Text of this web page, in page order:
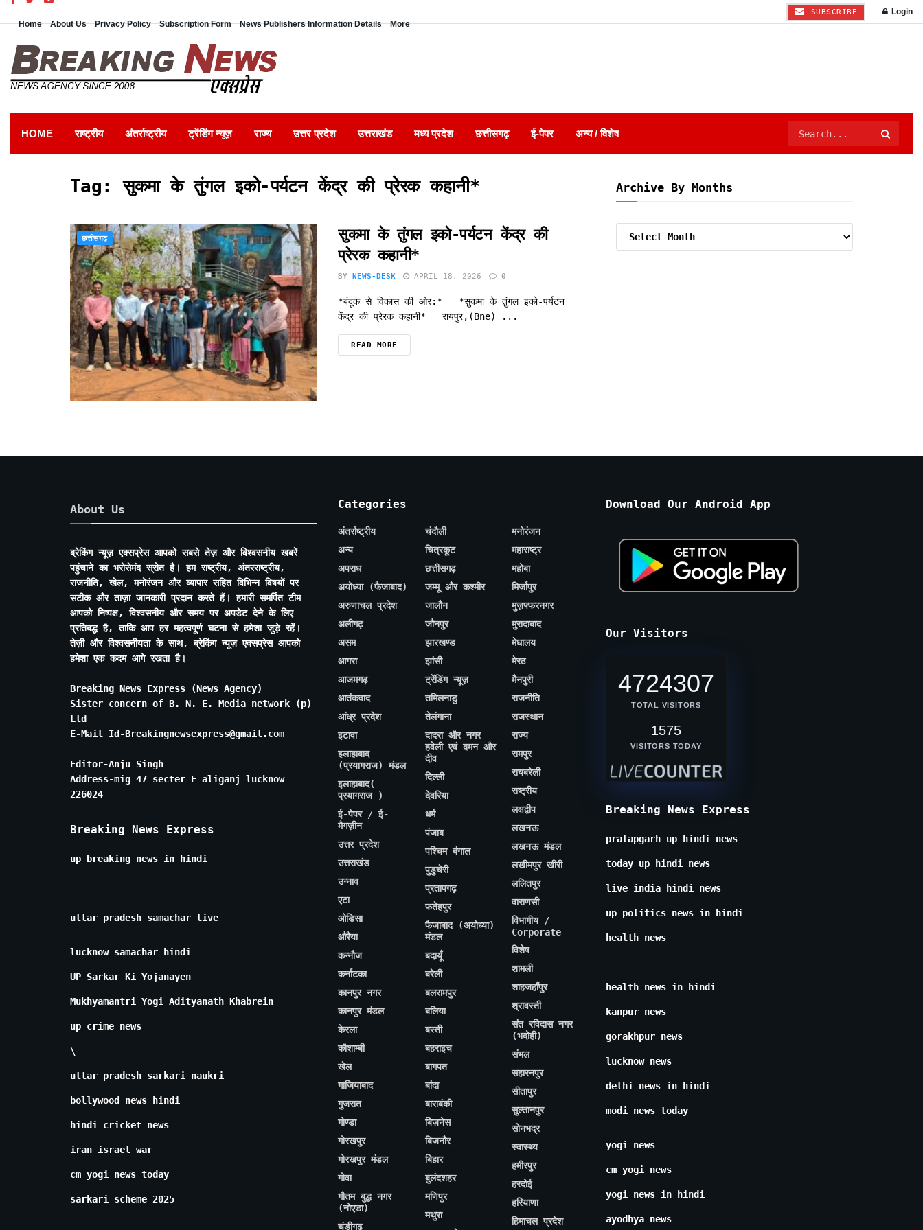
Home About Us Privacy Policy Subscription Form News Publishers Information Details More
SUBSCRIBE Login
HOME राष्ट्रीय अंतर्राष्ट्रीय ट्रेंडिंग न्यूज़ राज्य उत्तर प्रदेश उत्तराखंड मध्य प्रदेश छत्तीसगढ़ ई-पेपर अन्य / विशेष
Tag:सुकमा के तुंगल इको-पर्यटन केंद्र की प्रेरक कहानी*
छत्तीसगढ़
सुकमा के तुंगल इको-पर्यटन केंद्र की
प्रेरक कहानी*
BY NEWS-DESK APRIL 18, 2026 0
*बंदूक से विकास की ओर:* *सुकमा के तुंगल इको-पर्यटन
केंद्र की प्रेरक कहानी* रायपुर,(Bne) ...
READ MORE
Archive By Months
About Us
ब्रेकिंग न्यूज़ एक्सप्रेस आपको सबसे तेज़ और विश्वसनीय खबरें
पहुंचाने का भरोसेमंद स्रोत है। हम राष्ट्रीय, अंतरराष्ट्रीय,
राजनीति, खेल, मनोरंजन और व्यापार सहित विभिन्न विषयों पर
सटीक और ताज़ा जानकारी प्रदान करते हैं। हमारी समर्पित टीम
आपको निष्पक्ष, विश्वसनीय और समय पर अपडेट देने के लिए
प्रतिबद्ध है, ताकि आप हर महत्वपूर्ण घटना से हमेशा जुड़े रहें।
तेज़ी और विश्वसनीयता के साथ, ब्रेकिंग न्यूज़ एक्सप्रेस आपको
हमेशा एक कदम आगे रखता है।
Breaking News Express (News Agency)
Sister concern of B. N. E. Media network (p)
Ltd
E-Mail Id-Breakingnewsexpress@gmail.com
Editor-Anju Singh
Address-mig 47 secter E aliganj lucknow
226024
Breaking News Express
up breaking news in hindi
uttar pradesh samachar live
lucknow samachar hindi
UP Sarkar Ki Yojanayen
Mukhyamantri Yogi Adityanath Khabrein
up crime news
\
uttar pradesh sarkari naukri
bollywood news hindi
hindi cricket news
iran israel war
cm yogi news today
sarkari scheme 2025
Categories
अंतर्राष्ट्रीय
अन्य
अपराध
अयोध्या (फैजाबाद)
अरुणाचल प्रदेश
अलीगढ़
असम
आगरा
आजमगढ़
आतंकवाद
आंध्र प्रदेश
इटावा
इलाहाबाद
(प्रयागराज) मंडल
इलाहाबाद(
प्रयागराज )
ई-पेपर / ई-
मैगज़ीन
उत्तर प्रदेश
उत्तराखंड
उन्नाव
एटा
ओडिसा
औरैया
कन्नौज
कर्नाटका
कानपुर नगर
कानपुर मंडल
केरला
कौशाम्बी
खेल
गाजियाबाद
गुजरात
गोण्डा
गोरखपुर
गोरखपुर मंडल
गोवा
गौतम बुद्ध नगर
(नोएडा)
चंडीगढ़
चंदौली
चित्रकूट
छत्तीसगढ़
जम्मू और कश्मीर
जालौन
जौनपुर
झारखण्ड
झांसी
ट्रेंडिंग न्यूज़
तमिलनाडु
तेलंगाना
दादरा और नगर
हवेली एवं दमन और
दीव
दिल्ली
देवरिया
धर्म
पंजाब
पश्चिम बंगाल
पुडुचेरी
प्रतापगढ़
फतेहपुर
फैजाबाद (अयोध्या)
मंडल
बदायूँ
बरेली
बलरामपुर
बलिया
बस्ती
बहराइच
बागपत
बांदा
बाराबंकी
बिज़नेस
बिजनौर
बिहार
बुलंदशहर
मणिपुर
मथुरा
मनोरंजन
महाराष्ट्र
महोबा
मिर्जापुर
मुज़फ्फरनगर
मुरादाबाद
मेघालय
मेरठ
मैनपुरी
राजनीति
राजस्थान
राज्य
रामपुर
रायबरेली
राष्ट्रीय
लक्षद्वीप
लखनऊ
लखनऊ मंडल
लखीमपुर खीरी
ललितपुर
वाराणसी
विभागीय /
Corporate
विशेष
शामली
शाहजहाँपुर
श्रावस्ती
संत रविदास नगर
(भदोही)
संभल
सहारनपुर
सीतापुर
सुल्तानपुर
सोनभद्र
स्वास्थ्य
हमीरपुर
हरदोई
हरियाणा
हिमाचल प्रदेश
Download Our Android App
Our Visitors
4724307
TOTAL VISITORS
1575
VISITORS TODAY
Breaking News Express
pratapgarh up hindi news
today up hindi news
live india hindi news
up politics news in hindi
health news
health news in hindi
kanpur news
gorakhpur news
lucknow news
delhi news in hindi
modi news today
yogi news
cm yogi news
yogi news in hindi
ayodhya news